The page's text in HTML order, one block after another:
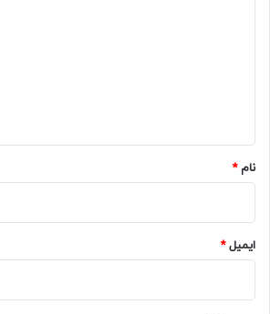
نام*
ایمیل*